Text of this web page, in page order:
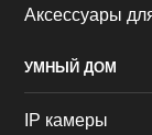
Аксессуары
УМНЫЙ ДОМ
IP камеры